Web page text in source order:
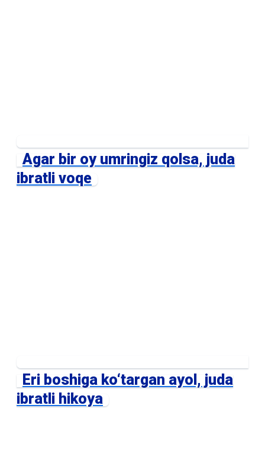
Agar bir oy umringiz qolsa, juda
ibratli voqe
Eri boshiga ko‘targan ayol, juda
ibratli hikoya